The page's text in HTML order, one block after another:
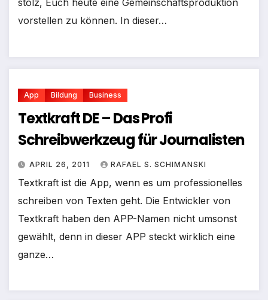
stolz, Euch heute eine Gemeinschaftsproduktion
vorstellen zu können. In dieser…
App Bildung Business
Textkraft DE – Das Profi
Schreibwerkzeug für Journalisten
APRIL 26, 2011 RAFAEL S. SCHIMANSKI
Textkraft ist die App, wenn es um professionelles
schreiben von Texten geht. Die Entwickler von
Textkraft haben den APP-Namen nicht umsonst
gewählt, denn in dieser APP steckt wirklich eine
ganze…